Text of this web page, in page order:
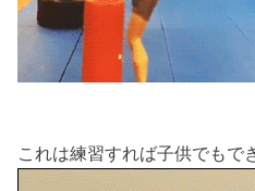
これは練習すれば子供でもで